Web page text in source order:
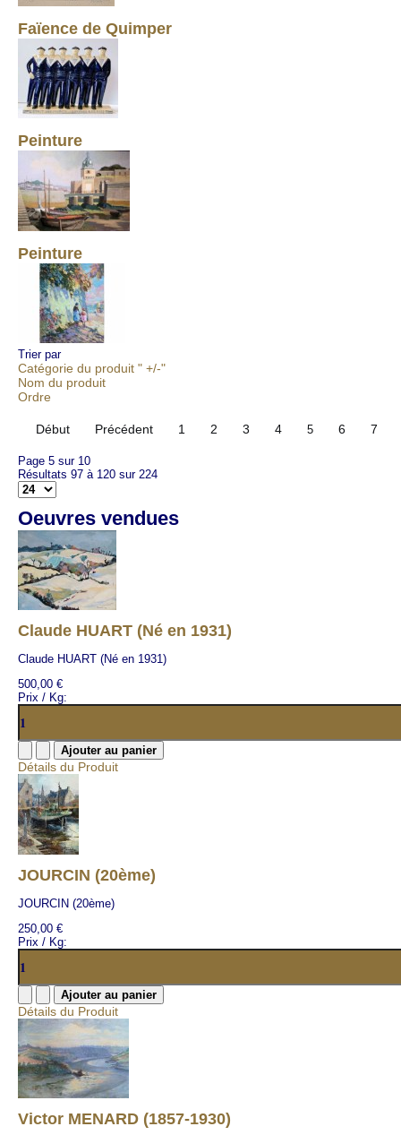
Faïence de Quimper
Peinture
Peinture
Trier par
Catégorie du produit " +/-"
Nom du produit
Ordre
Début Précédent 1 2 3 4 5 6 7
Page 5 sur 10
Résultats 97 à 120 sur 224
Oeuvres vendues
Claude HUART (Né en 1931)
Claude HUART (Né en 1931)
500,00 €
Prix / Kg:
Détails du Produit
JOURCIN (20ème)
JOURCIN (20ème)
250,00 €
Prix / Kg:
Détails du Produit
Victor MENARD (1857-1930)